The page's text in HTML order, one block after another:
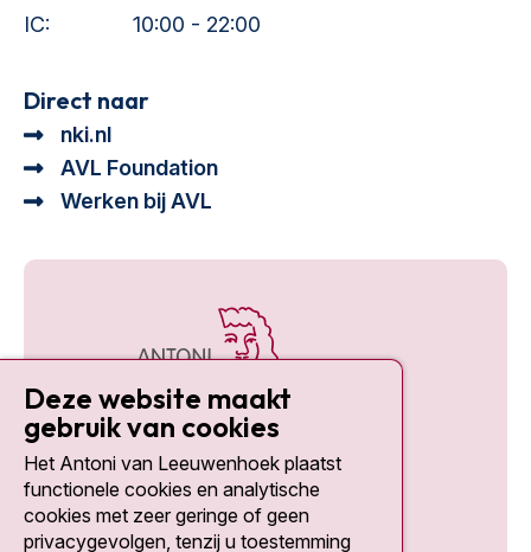
IC:
10:00 - 22:00
Direct naar
nki.nl
AVL Foundation
Werken bij AVL
Social media
Deze website maakt
gebruik van cookies
Het Antoni van Leeuwenhoek plaatst
functionele cookies en analytische
cookies met zeer geringe of geen
privacygevolgen, tenzij u toestemming